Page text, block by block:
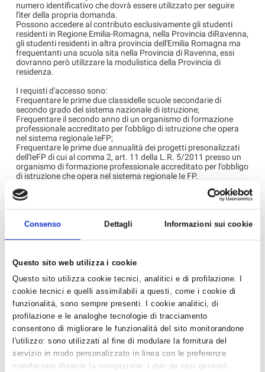
Consenso Dettagli Informazioni sui cookie
Questo sito web utilizza i cookie
Questo sito utilizza cookie tecnici, analitici e di profilazione. I
cookie tecnici e quelli assimilabili a questi, come i cookie di
funzionalità, sono sempre presenti. I cookie analitici, di
profilazione e le analoghe tecnologie di tracciamento
consentono di migliorare le funzionalità del sito monitorandone
l'utilizzo: sono utilizzati al fine di modulare la fornitura del
servizio in modo personalizzato in linea con le preferenze
manifestate durante la navigazione. I dati da essi generati
numero identificativo che dovrà essere utilizzato per seguire
l'iter della propria domanda.
Possono accedere al contributo esclusivamente gli studenti
residenti in Regione Emilia-Romagna, nella Provincia diRavenna,
gli studenti residenti in altra provincia dell'Emilia Romagna ma
frequentanti una scuola sita nella Provincia di Ravenna, essi
dovranno però utilizzare la modulistica della Provincia di
residenza.
I requisti d'accesso sono:
Frequentare le prime due classidelle scuole secondarie di
secondo grado del sistema nazionale di istruzione;
Frequentare il secondo anno di un organismo di formazione
professionale accreditato per l'obbligo di istruzione che opera
nel sistema regionale IeFP;
Frequentare le prime due annualità dei progetti presonalizzati
dell'IeFP di cui al comma 2, art. 11 della L.R. 5/2011 presso un
organismo di formazione professionale accreditato per l'obbligo
di istruzione che opera nel sistema regionale Ie FP.
Aver completato l'anno scolastico o formativo 2015-2016.
non superiore a euro 10.632,94
autocertificando il valore Isee entro il termine ultimo di venerdì 4
QUI
‹ Torna all'elenco
News in Primo Piano